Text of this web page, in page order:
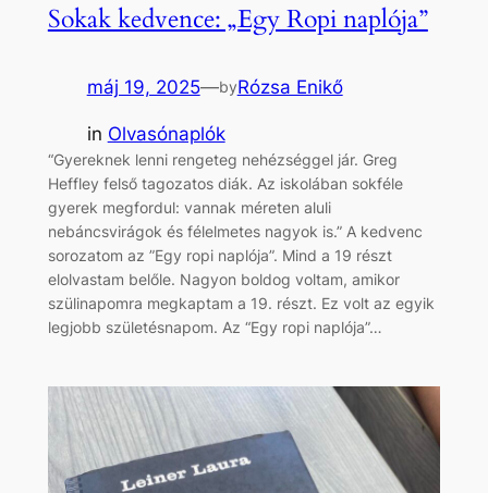
Sokak kedvence: „Egy Ropi naplója”
máj 19, 2025—byRózsa Enikő
in Olvasónaplók
“Gyereknek lenni rengeteg nehézséggel jár. Greg
Heffley felső tagozatos diák. Az iskolában sokféle
gyerek megfordul: vannak méreten aluli
nebáncsvirágok és félelmetes nagyok is.” A kedvenc
sorozatom az ”Egy ropi naplója”. Mind a 19 részt
elolvastam belőle. Nagyon boldog voltam, amikor
szülinapomra megkaptam a 19. részt. Ez volt az egyik
legjobb születésnapom. Az “Egy ropi naplója”…